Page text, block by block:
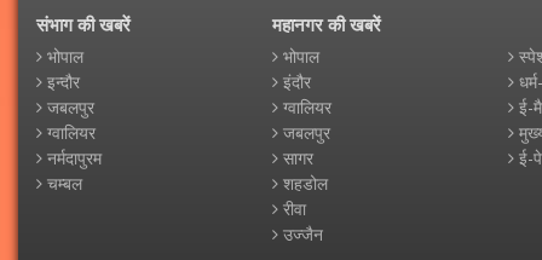
संभाग की खबरें
भोपाल
इन्दौर
जबलपुर
ग्वालियर
नर्मदापुरम
चम्बल
महानगर की खबरें
भोपाल
इंदौर
ग्वालियर
जबलपुर
सागर
शहडोल
रीवा
उज्जैन
ई-
ई-